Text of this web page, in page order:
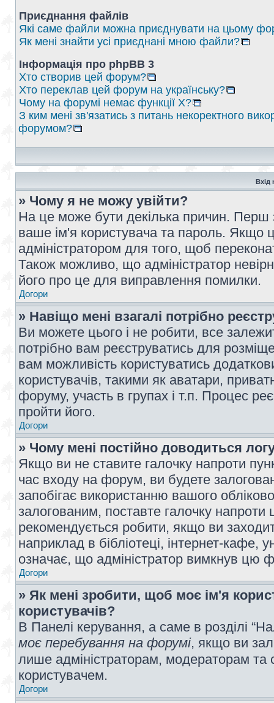
Приєднання файлів
Які саме файли можна приєднувати на цьому
Як мені знайти усі приєднані мною файли?
Інформація про phpBB 3
Хто створив цей форум?
Хто переклав цей форум на українську?
Чому на форумі немає функції X?
З ким мені зв'язатись з питань некоректного
форумом?
Вхід
» Чому я не можу увійти?
На це може бути декілька причин. Перш
ваше ім'я користувача та пароль. Якщо
адміністратором для того, щоб
Також можливо, що адміністратор
його про це для виправлення помилки.
Догори
» Навіщо мені взагалі потрібно
Ви можете цього і не робити, все
потрібно вам реєструватись для
вам можливість користуватись
користувачів, такими як аватари,
форуму, участь в групах і т.п. Процес
пройти його.
Догори
» Чому мені постійно доводиться
Якщо ви не ставите галочку напроти
час входу на форум, ви будете
запобігає використанню вашого
залогованим, поставте галочку
рекомендується робити, якщо ви
наприклад в бібліотеці, інтернет-кафе,
означає, що адміністратор вимкнув цю
Догори
» Як мені зробити, щоб моє ім'я
користувачів?
В Панелі керування, а саме в розділі
моє перебування на форумі, якщо ви
лише адміністраторам, модераторам
користувачем.
Догори